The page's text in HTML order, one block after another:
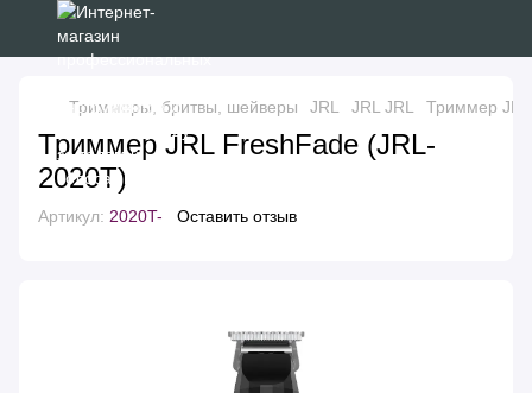
Триммеры, бритвы, шейверы JRL JRL JRL Триммер
Триммер JRL FreshFade (JRL-
2020T)
Артикул: 2020T- Оставить отзыв